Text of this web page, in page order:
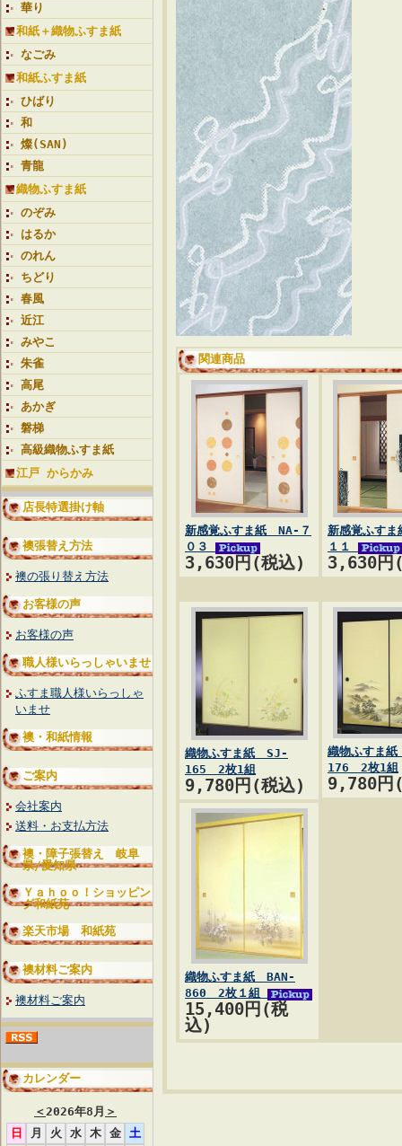
華り
和紙＋織物ふすま紙
なごみ
和紙ふすま紙
ひばり
和
燦(SAN)
青龍
織物ふすま紙
のぞみ
はるか
のれん
ちどり
春風
近江
みやこ
朱雀
高尾
あかぎ
磐梯
高級織物ふすま紙
江戸 からかみ
店長特選掛け軸
襖張替え方法
襖の張り替え方法
お客様の声
お客様の声
職人様いらっしゃいませ
ふすま職人様いらっしゃ
いませ
襖・和紙情報
ご案内
会社案内
送料・お支払方法
襖・障子張替え 岐阜
県/愛知県
Ｙａｈｏｏ！ショッピン
グ和紙苑
楽天市場 和紙苑
襖材料ご案内
襖材料ご案内
カレンダー
＜2026年8月 ＞
日
月 火 水 木 金 土
関連商品
新感覚ふすま紙 NA-７
０３
3,630円(税込)
新感覚ふす
１１
3,630円
織物ふすま紙 SJ-
165 2枚1組
9,780円(税込)
織物ふすま
176 2枚1組
9,780円
織物ふすま紙 BAN-
860 2枚１組
15,400円(税
込)